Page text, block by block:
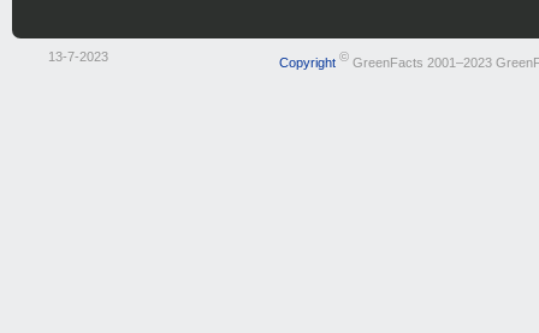
13-7-2023 Copyright ©GreenFacts 2001–2023